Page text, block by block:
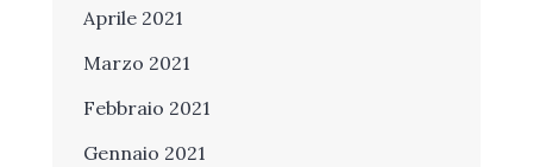
Aprile 2021
Marzo 2021
Febbraio 2021
Gennaio 2021